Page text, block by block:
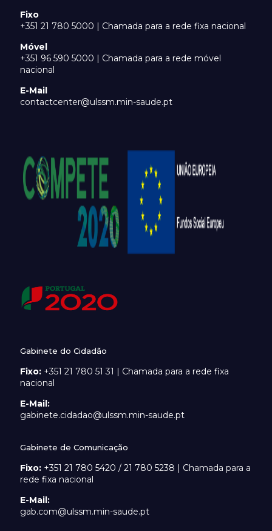
Fixo
+351 21 780 5000 | Chamada para a rede fixa nacional
Móvel
+351 96 590 5000 | Chamada para a rede móvel
nacional
E-Mail
contactcenter@ulssm.min-saude.pt
Gabinete do Cidadão
Fixo: +351 21 780 51 31 | Chamada para a rede fixa
nacional
E-Mail:
gabinete.cidadao@ulssm.min-saude.pt
Gabinete de Comunicação
Fixo: +351 21 780 5420 / 21 780 5238 | Chamada para a
rede fixa nacional
E-Mail:
gab.com@ulssm.min-saude.pt